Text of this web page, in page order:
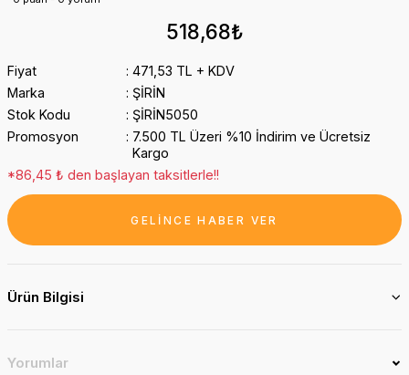
518,68₺
Fiyat
471,53 TL + KDV
Marka
ŞİRİN
Stok Kodu
ŞİRİN5050
Promosyon
7.500 TL Üzeri %10 İndirim ve Ücretsiz
Kargo
*86,45 ₺ den başlayan taksitlerle!!
GELİNCE HABER VER
Ürün Bilgisi
Yorumlar